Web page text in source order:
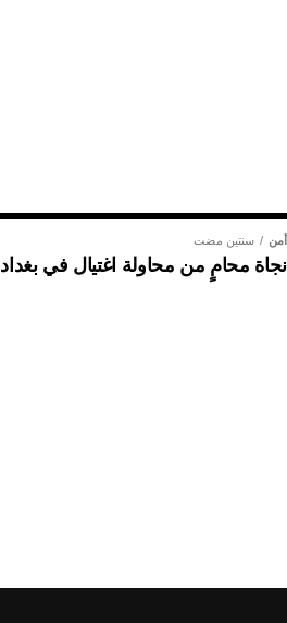
أمن سنتين مضت
نجاة محامٍ من محاولة اغتيال في بغداد